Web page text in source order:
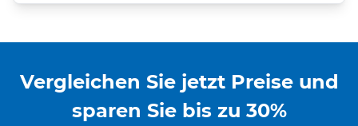
Vergleichen Sie jetzt Preise und
sparen Sie bis zu 30%